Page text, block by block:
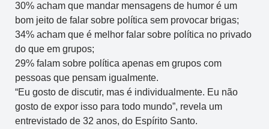
30% acham que mandar mensagens de humor é um
bom jeito de falar sobre política sem provocar brigas;
34% acham que é melhor falar sobre política no privado
do que em grupos;
29% falam sobre política apenas em grupos com
pessoas que pensam igualmente.
“Eu gosto de discutir, mas é individualmente. Eu não
gosto de expor isso para todo mundo”, revela um
entrevistado de 32 anos, do Espírito Santo.